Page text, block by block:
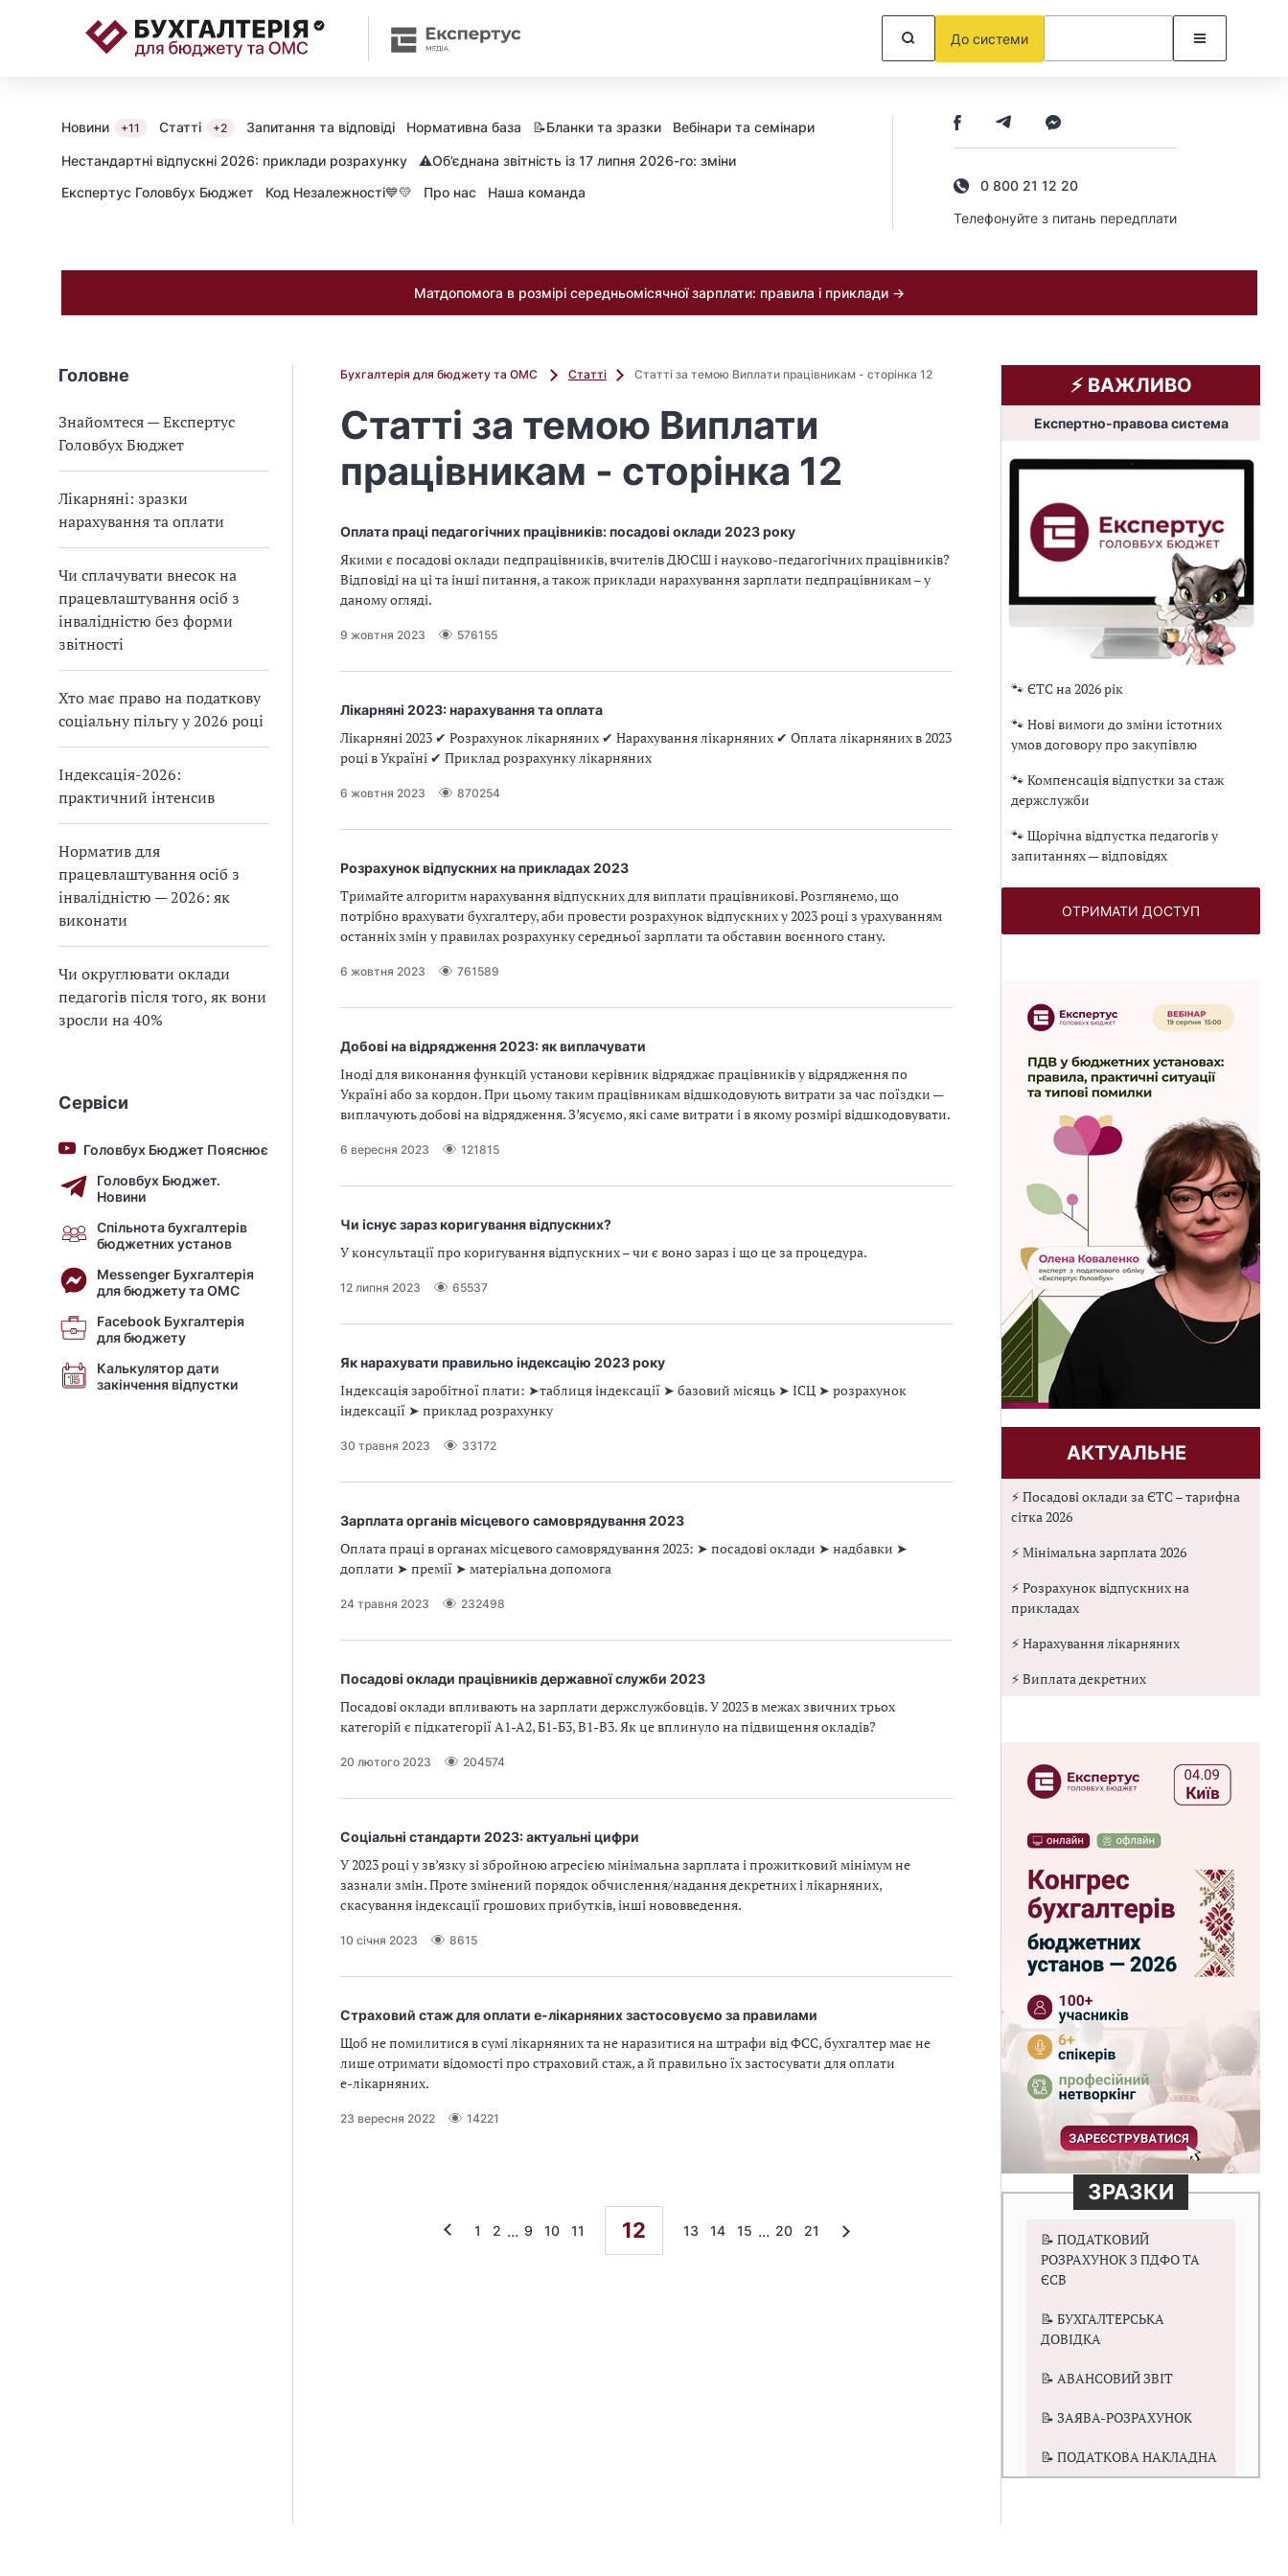
До системи
Новини +11 Статті +2 Запитання та відповіді Нормативна база 📝Бланки та зразки Вебінари та семінари
Нестандартні відпускні 2026: приклади розрахунку
⚠️Об’єднана звітність із 17 липня 2026-го: зміни
Експертус Головбух Бюджет
Код Незалежності💙💛 Про нас Наша команда
0 800 21 12 20
Телефонуйте з питань передплати
Матдопомога в розмірі середньомісячної зарплати: правила і приклади →
Головне
Знайомтеся — Експертус
Головбух Бюджет
Лікарняні: зразки
нарахування та оплати
Чи сплачувати внесок на
працевлаштування осіб з
інвалідністю без форми
звітності
Хто має право на податкову
соціальну пільгу у 2026 році
Індексація-2026:
практичний інтенсив
Норматив для
працевлаштування осіб з
інвалідністю — 2026: як
виконати
Чи округлювати оклади
педагогів після того, як вони
зросли на 40%
Сервіси
Головбух Бюджет Пояснює
Головбух Бюджет.
Новини
Спільнота бухгалтерів
бюджетних установ
Messenger Бухгалтерія
для бюджету та ОМС
Facebook Бухгалтерія
для бюджету
Калькулятор дати
закінчення відпустки
Бухгалтерія для бюджету та ОМС Статті Статті за темою Виплати працівникам - сторінка 12
Статті за темою Виплати
працівникам - сторінка 12
Оплата праці педагогічних працівників: посадові оклади 2023 року
Якими є посадові оклади педпрацівників, вчителів ДЮСШ і науково-педагогічних працівників?
Відповіді на ці та інші питання, а також приклади нарахування зарплати педпрацівникам – у
даному огляді.
9 жовтня 2023 576155
Лікарняні 2023: нарахування та оплата
Лікарняні 2023 ✔ Розрахунок лікарняних ✔ Нарахування лікарняних ✔ Оплата лікарняних в 2023
році в Україні ✔ Приклад розрахунку лікарняних
6 жовтня 2023 870254
Розрахунок відпускних на прикладах 2023
Тримайте алгоритм нарахування відпускних для виплати працівникові. Розглянемо, що
потрібно врахувати бухгалтеру, аби провести розрахунок відпускних у 2023 році з урахуванням
останніх змін у правилах розрахунку середньої зарплати та обставин воєнного стану.
6 жовтня 2023 761589
Добові на відрядження 2023: як виплачувати
Іноді для виконання функцій установи керівник відряджає працівників у відрядження по
Україні або за кордон. При цьому таким працівникам відшкодовують витрати за час поїздки —
виплачують добові на відрядження. З’ясуємо, які саме витрати і в якому розмірі відшкодовувати.
6 вересня 2023 121815
Чи існує зараз коригування відпускних?
У консультації про коригування відпускних – чи є воно зараз і що це за процедура.
12 липня 2023 65537
Як нарахувати правильно індексацію 2023 року
Індексація заробітної плати: ➤таблиця індексації ➤ базовий місяць ➤ ІСЦ ➤ розрахунок
індексації ➤ приклад розрахунку
30 травня 2023 33172
Зарплата органів місцевого самоврядування 2023
Оплата праці в органах місцевого самоврядування 2023: ➤ посадові оклади ➤ надбавки ➤
доплати ➤ премії ➤ матеріальна допомога
24 травня 2023 232498
Посадові оклади працівників державної служби 2023
Посадові оклади впливають на зарплати держслужбовців. У 2023 в межах звичних трьох
категорій є підкатегорії А1-А2, Б1-Б3, В1-В3. Як це вплинуло на підвищення окладів?
20 лютого 2023 204574
Соціальні стандарти 2023: актуальні цифри
У 2023 році у зв’язку зі збройною агресією мінімальна зарплата і прожитковий мінімум не
зазнали змін. Проте змінений порядок обчислення/надання декретних і лікарняних,
скасування індексації грошових прибутків, інші нововведення.
10 січня 2023 8615
Страховий стаж для оплати е‑лікарняних застосовуємо за правилами
Щоб не помилитися в сумі лікарняних та не наразитися на штрафи від ФСС, бухгалтер має не
лише отримати відомості про страховий стаж, а й правильно їх застосувати для оплати
е‑лікарняних.
23 вересня 2022 14221
1 2 ... 9 10 11 12 13 14 15 ... 20 21
⚡️ ВАЖЛИВО
Експертно-правова система
🐾 ЄТС на 2026 рік
🐾 Нові вимоги до зміни істотних
умов договору про закупівлю
🐾 Компенсація відпустки за стаж
держслужби
🐾 Щорічна відпустка педагогів у
запитаннях — відповідях
ОТРИМАТИ ДОСТУП
АКТУАЛЬНЕ
⚡ Посадові оклади за ЄТС – тарифна
сітка 2026
⚡ Мінімальна зарплата 2026
⚡ Розрахунок відпускних на
прикладах
⚡ Нарахування лікарняних
⚡ Виплата декретних
ЗРАЗКИ
📝 ПОДАТКОВИЙ
РОЗРАХУНОК З ПДФО ТА
ЄСВ
📝 БУХГАЛТЕРСЬКА
ДОВІДКА
📝 АВАНСОВИЙ ЗВІТ
📝 ЗАЯВА-РОЗРАХУНОК
📝 ПОДАТКОВА НАКЛАДНА